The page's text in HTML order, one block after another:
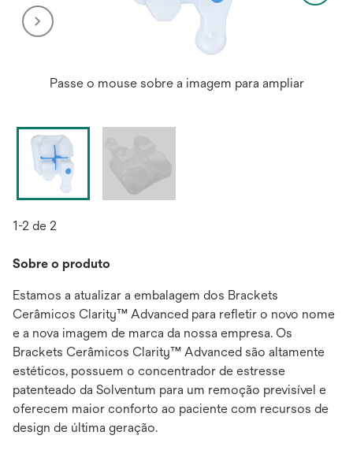
Passe o mouse sobre a imagem para ampliar
1-2 de 2
Sobre o produto
Estamos a atualizar a embalagem dos Brackets
Cerâmicos Clarity™ Advanced para refletir o novo nome
e a nova imagem de marca da nossa empresa. Os
Brackets Cerâmicos Clarity™ Advanced são altamente
estéticos, possuem o concentrador de estresse
patenteado da Solventum para um remoção previsível e
oferecem maior conforto ao paciente com recursos de
design de última geração.